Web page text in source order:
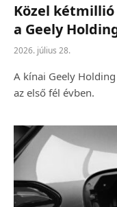
Közel
a Geely
2026. július 28.
A kínai Geely
az első fél évben.